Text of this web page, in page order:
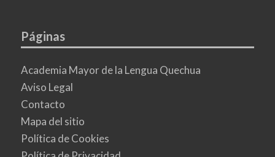
Páginas
Academia Mayor de la Lengua Quechua
Aviso Legal
Contacto
Mapa del sitio
Política de Cookies